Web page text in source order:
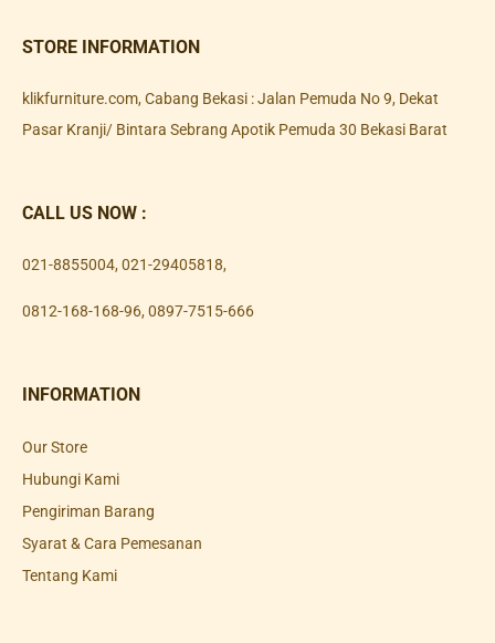
STORE INFORMATION
klikfurniture.com, Cabang Bekasi : Jalan Pemuda No 9, Dekat
Pasar Kranji/ Bintara Sebrang Apotik Pemuda 30 Bekasi Barat
CALL US NOW :
021-8855004, 021-29405818,
0812-168-168-96, 0897-7515-666
INFORMATION
Our Store
Hubungi Kami
Pengiriman Barang
Syarat & Cara Pemesanan
Tentang Kami